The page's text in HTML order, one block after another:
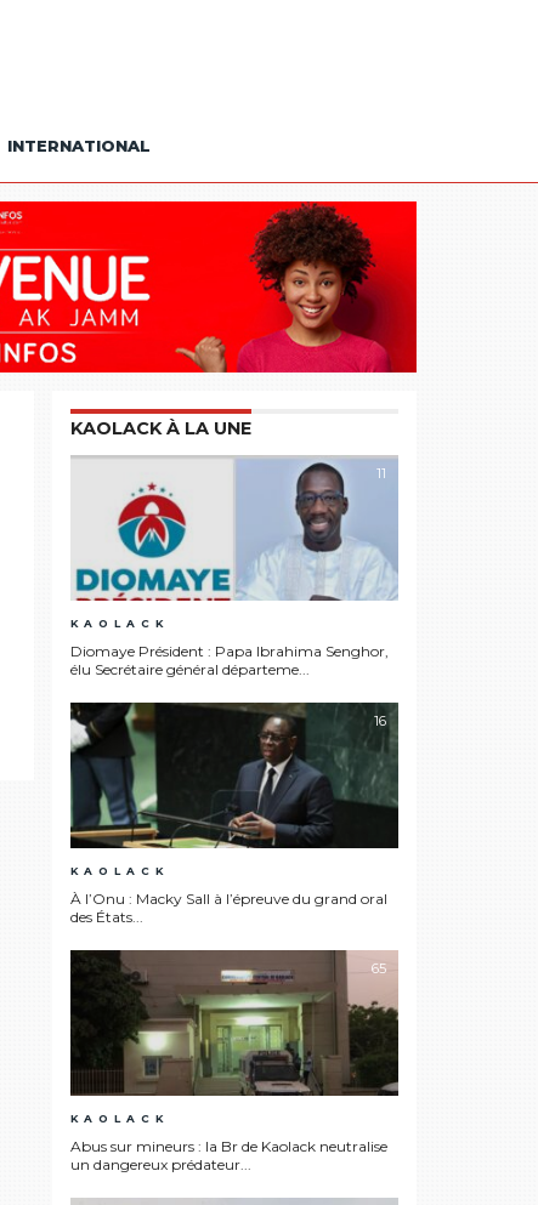
INTERNATIONAL
KAOLACK À LA UNE
11
KAOLACK
Diomaye Président : Papa Ibrahima Senghor,
élu Secrétaire général départeme...
16
KAOLACK
À l’Onu : Macky Sall à l’épreuve du grand oral
des États...
65
KAOLACK
Abus sur mineurs : la Br de Kaolack neutralise
un dangereux prédateur...